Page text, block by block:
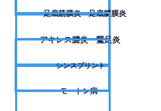
足底筋膜炎・足底腱膜炎
アキレス腱炎・鵞足炎
シンスプリント
モートン病